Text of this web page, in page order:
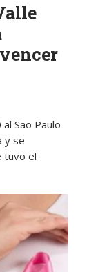
Sao Paulo
y se
tuvo el